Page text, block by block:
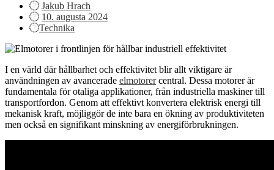
Jakub Hrach
Posted
on
10. augusta 2024
Technika
I en värld där hållbarhet och effektivitet blir allt viktigare är
användningen av avancerade elmotorercentral. Dessa motorer är
fundamentala för otaliga applikationer, från industriella maskiner till
transportfordon. Genom att effektivt konvertera elektrisk energi till
mekanisk kraft, möjliggör de inte bara en ökning av produktiviteten
men också en signifikant minskning av energiförbrukningen.